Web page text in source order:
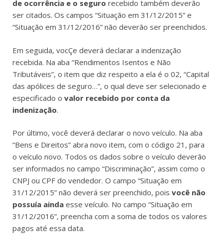
de ocorrência e o seguro recebido também deverão
ser citados. Os campos “Situação em 31/12/2015” e
“Situação em 31/12/2016” não deverão ser preenchidos.
Em seguida, vocÇe deverá declarar a indenização
recebida. Na aba “Rendimentos Isentos e Não
Tributáveis”, o item que diz respeito a ela é o 02, “Capital
das apólices de seguro…”, o qual deve ser selecionado e
especificado o valor recebido por conta da
indenização.
Por último, você deverá declarar o novo veículo. Na aba
“Bens e Direitos” abra novo item, com o código 21, para
o veículo novo. Todos os dados sobre o veículo deverão
ser informados no campo “Discriminação”, assim como o
CNPJ ou CPF do vendedor. O campo “Situação em
31/12/2015” não deverá ser preenchido, pois você não
possuía ainda esse veículo. No campo “Situação em
31/12/2016”, preencha com a soma de todos os valores
pagos até essa data.